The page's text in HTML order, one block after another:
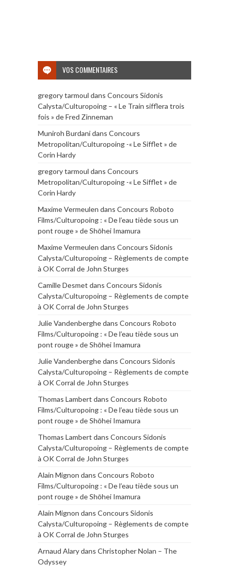
VOS COMMENTAIRES
gregory tarmoul dans Concours Sidonis
Calysta/Culturopoing – « Le Train sifflera trois
fois » de Fred Zinneman
Muniroh Burdanidans Concours
Metropolitan/Culturopoing -« Le Sifflet » de
Corin Hardy
gregory tarmoul dans Concours
Metropolitan/Culturopoing -« Le Sifflet » de
Corin Hardy
Maxime Vermeulen dans Concours Roboto
Films/Culturopoing : « De l’eau tiède sous un
pont rouge » de Shōhei Imamura
Maxime Vermeulen dans Concours Sidonis
Calysta/Culturopoing – Règlements de compte
à OK Corral de John Sturges
Camille Desmet dans Concours Sidonis
Calysta/Culturopoing – Règlements de compte
à OK Corral de John Sturges
Julie Vandenberghedans Concours Roboto
Films/Culturopoing : « De l’eau tiède sous un
pont rouge » de Shōhei Imamura
Julie Vandenberghedans Concours Sidonis
Calysta/Culturopoing – Règlements de compte
à OK Corral de John Sturges
Thomas Lambert dans Concours Roboto
Films/Culturopoing : « De l’eau tiède sous un
pont rouge » de Shōhei Imamura
Thomas Lambert dans Concours Sidonis
Calysta/Culturopoing – Règlements de compte
à OK Corral de John Sturges
Alain Mignon dans Concours Roboto
Films/Culturopoing : « De l’eau tiède sous un
pont rouge » de Shōhei Imamura
Alain Mignon dans Concours Sidonis
Calysta/Culturopoing – Règlements de compte
à OK Corral de John Sturges
Arnaud Alarydans Christopher Nolan – The
Odyssey